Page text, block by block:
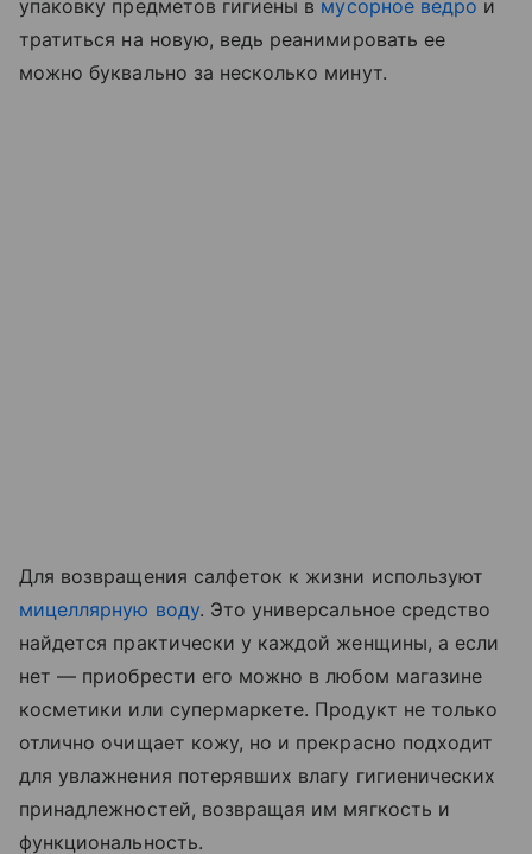
упаковку предметов гигиены в мусорное ведро и
тратиться на новую, ведь реанимировать ее
можно буквально за несколько минут.
Для возвращения салфеток к жизни используют
мицеллярную воду. Это универсальное средство
найдется практически у каждой женщины, а если
нет — приобрести его можно в любом магазине
косметики или супермаркете. Продукт не только
отлично очищает кожу, но и прекрасно подходит
для увлажнения потерявших влагу гигиенических
принадлежностей, возвращая им мягкость и
функциональность.